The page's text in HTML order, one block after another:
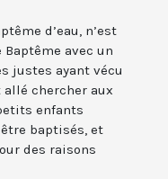
d’eau, n’est
avec un
justes ayant vécu
allé chercher aux
enfants
baptisés, et
des raisons